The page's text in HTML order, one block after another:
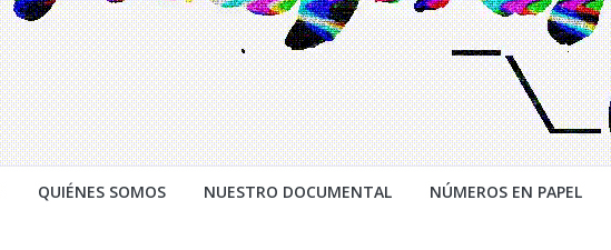
QUIÉNES SOMOS NUESTRO DOCUMENTAL NÚMEROS EN PAPEL